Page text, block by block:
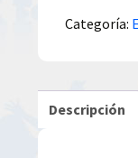
Categoría:
Descripción